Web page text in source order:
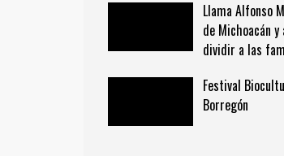
Llama Alfonso
de Michoacán y
dividir a las
Festival
Borregón